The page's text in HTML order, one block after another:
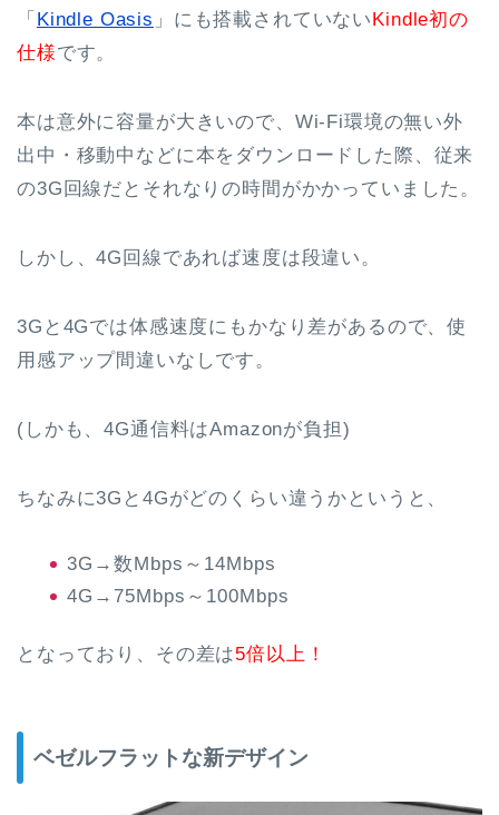
「 Kindle Oasis 」にも搭載されていない Kindle初の
仕様です。
本は意外に容量が大きいので、Wi-Fi環境の無い外
出中・移動中などに本をダウンロードした際、従来
の3G回線だとそれなりの時間がかかっていました。
しかし、4G回線であれば速度は段違い。
3Gと4Gでは体感速度にもかなり差があるので、使
用感アップ間違いなしです。
(しかも、4G通信料はAmazonが負担)
ちなみに3Gと4Gがどのくらい違うかというと、
3G→数Mbps～14Mbps
4G→75Mbps～100Mbps
となっており、その差は5倍以上！
ベゼルフラットな新デザイン